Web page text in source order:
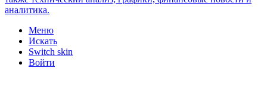
Меню
Искать
Switch skin
Войти